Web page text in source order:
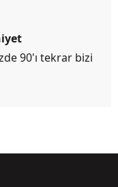
90'ı tekrar bizi